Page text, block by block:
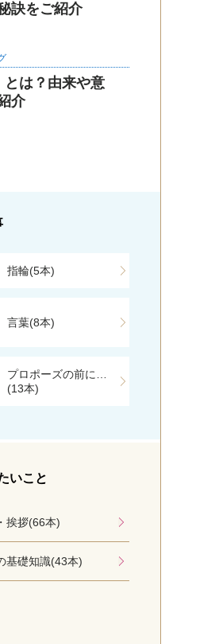
訣をご紹介
は？由来や意
介
指輪(5本)
言葉(8本)
プロポーズの前に…
(13本)
いこと
挨拶(66本)
基礎知識(43本)